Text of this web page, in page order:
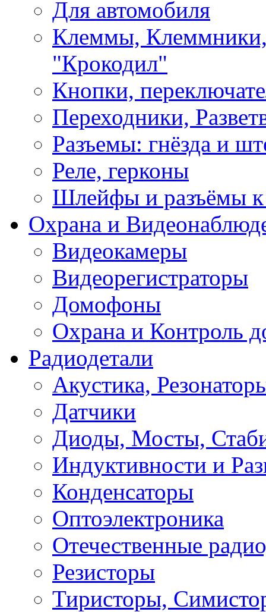
Для автомобиля
Клеммы,
"Крокодил"
Кнопки,
Переходники,
Разъемы: гнёзда и
Реле, герконы
Шлейфы и разъёмы
Охрана и
Видеокамеры
Видеорегистраторы
Домофоны
Охрана и Контроль
Радиодетали
Акустика,
Датчики
Диоды, Мосты,
Индуктивности и
Конденсаторы
Оптоэлектроника
Отечественные
Резисторы
Тиристоры,